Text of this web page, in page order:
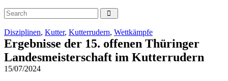
Disziplinen, Kutter, Kutterrudern, Wettkämpfe
Ergebnisse der 15. offenen Thüringer
Landesmeisterschaft im Kutterrudern
15/07/2024